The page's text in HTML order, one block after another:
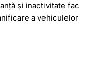
și inactivitate fac
a vehiculelor